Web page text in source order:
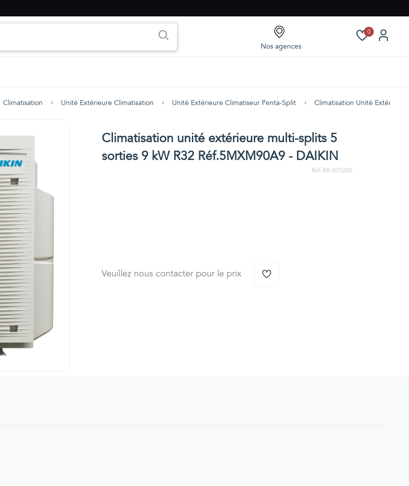
Nos agences
0
Climatisation Unité Extérieure Climatisation Unité Extérieure Climatiseur Penta-Split Climatisation Unité
Climatisation unité extérieure multi-splits 5
sorties 9 kW R32 Réf.5MXM90A9 - DAIKIN
Réf AR-005280
Veuillez nous contacter pour le prix